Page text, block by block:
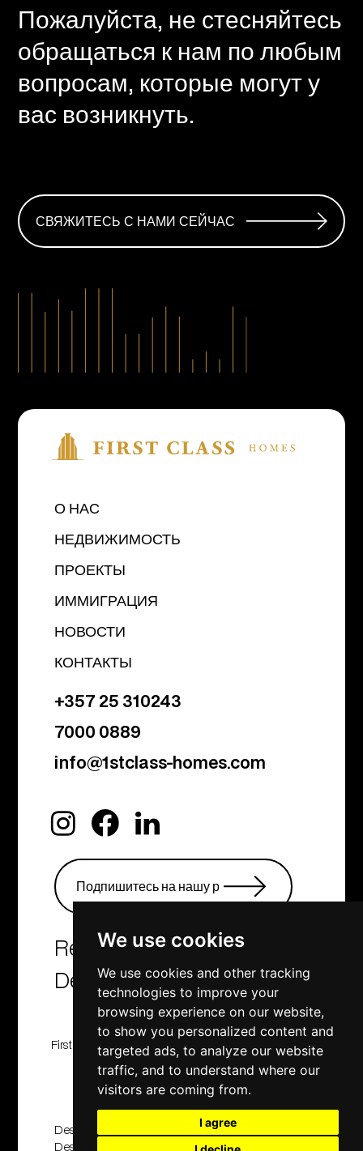
We use cookies
We use cookies and other tracking
technologies to improve your
browsing experience on our website,
to show you personalized content and
targeted ads, to analyze our website
traffic, and to understand where our
visitors are coming from.
I agree
Пожалуйста, не стесняйтесь
обращаться к нам по любым
вопросам, которые могут у
вас возникнуть.
СВЯЖИТЕСЬ С НАМИ СЕЙЧАС
О НАС
НЕДВИЖИМОСТЬ
ПРОЕКТЫ
ИММИГРАЦИЯ
НОВОСТИ
КОНТАКТЫ
+357 25 310243
7000 0889
info@1stclass-homes.com
Real Estate Agency &
Developers
First Class Homes, Developing , Investment and
Consulting company
© 2001 - 2025. All rights reserved
Designed And Developed By
Design2Brand
Applabprojects